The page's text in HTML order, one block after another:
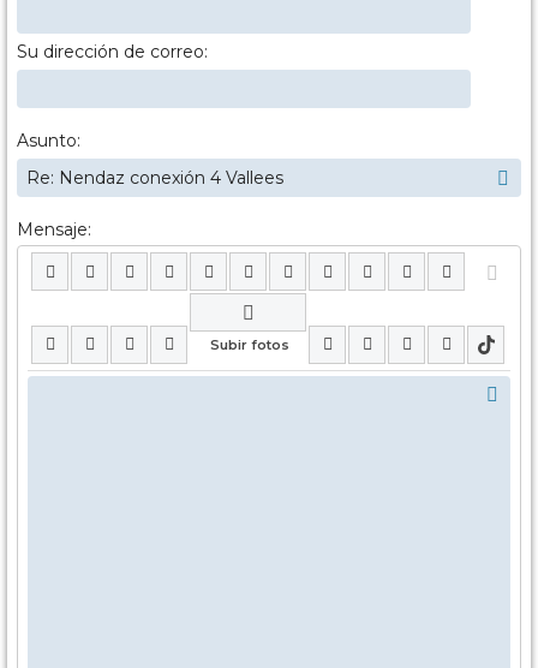
Su dirección de correo:
Asunto:
Mensaje: